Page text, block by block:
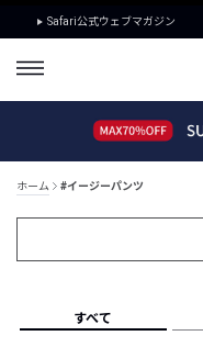
Safari公式ウェブマガジン
ホーム #イージーパンツ
すべて